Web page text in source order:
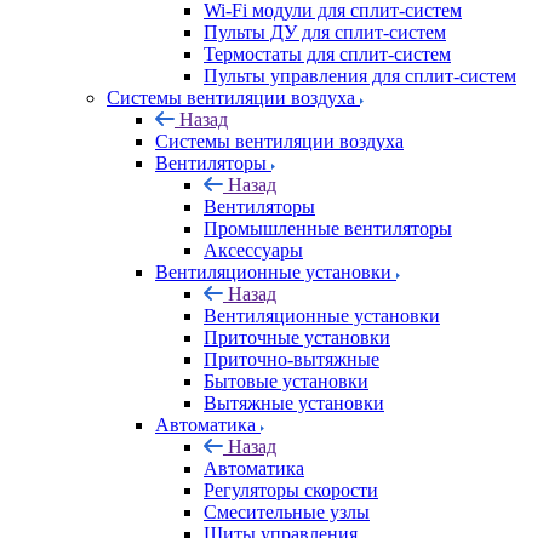
Wi-Fi модули для сплит-систем
Пульты ДУ для сплит-систем
Термостаты для сплит-систем
Пульты управления для сплит-систем
Системы вентиляции воздуха
Назад
Системы вентиляции воздуха
Вентиляторы
Назад
Вентиляторы
Промышленные вентиляторы
Аксессуары
Вентиляционные установки
Назад
Вентиляционные установки
Приточные установки
Приточно-вытяжные
Бытовые установки
Вытяжные установки
Автоматика
Назад
Автоматика
Регуляторы скорости
Смесительные узлы
Щиты управления